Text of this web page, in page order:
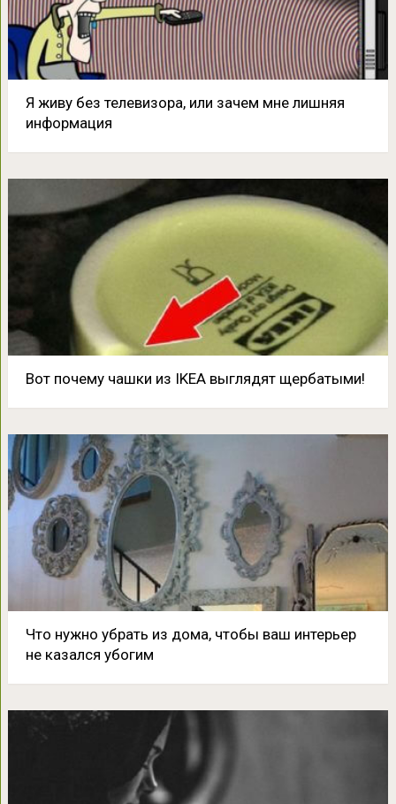
Я живу без телевизора, или зачем мне лишняя
информация
Вот почему чашки из IKEA выглядят щербатыми!
Что нужно убрать из дома, чтобы ваш интерьер
не казался убогим